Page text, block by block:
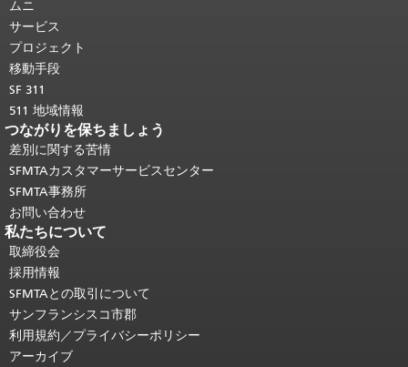
ジの残りの部分はすべてのページで繰
り返されます。
頭に戻る。
ムニ
サービス
プロジェクト
移動手段
SF 311
511 地域情報
つながりを保ちましょう
差別に関する苦情
SFMTAカスタマーサービスセンター
SFMTA事務所
お問い合わせ
私たちについて
取締役会
採用情報
SFMTAとの取引について
サンフランシスコ市郡
利用規約／プライバシーポリシー
アーカイブ